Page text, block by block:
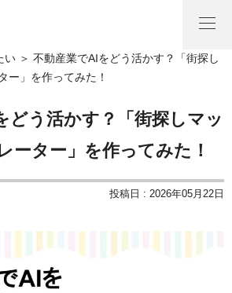
い ＞ 不動産業でAIをどう活かす？「街探し
ー」を作ってみた！
どう活かす？「街探しマッ
ーター」を作ってみた！
投稿日 : 2026年05月22日